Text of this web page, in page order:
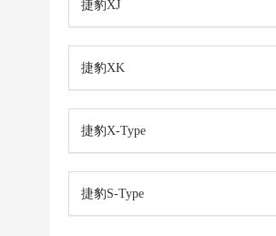
捷豹XJ
捷豹XK
捷豹X-Type
捷豹S-Type